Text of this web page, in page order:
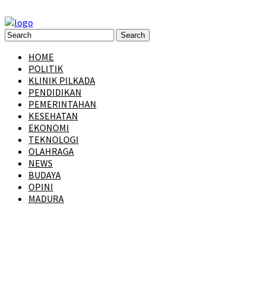
HOME
POLITIK
KLINIK PILKADA
PENDIDIKAN
PEMERINTAHAN
KESEHATAN
EKONOMI
TEKNOLOGI
OLAHRAGA
NEWS
BUDAYA
OPINI
MADURA